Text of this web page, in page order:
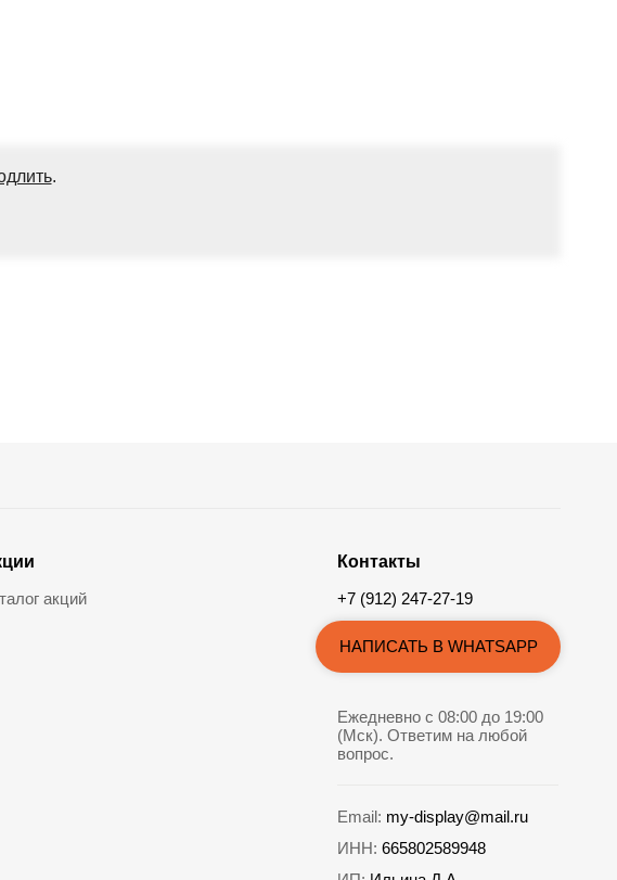
.
акций
Контакты
+7 (912) 247-27-19
НАПИСАТЬ В WHATSAPP
Ежедневно с 08:00 до 19:00
(Мск). Ответим на любой
вопрос.
Email: my-display@mail.ru
ИНН: 665802589948